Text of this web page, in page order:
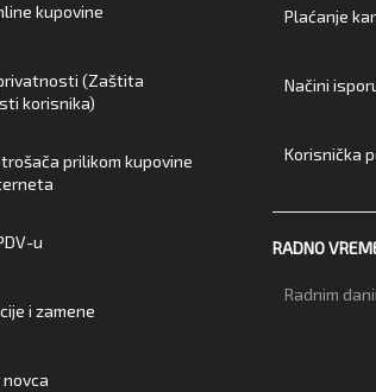
kupovine
(Zaštita
korisnika)
prilikom kupovine
u
i zamene
Plaćanje
Načini
Korisnička
RADNO
Radnim